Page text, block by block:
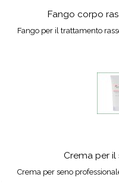
Fango corpo
Fango per il trattamento
Crema per il
Crema per seno